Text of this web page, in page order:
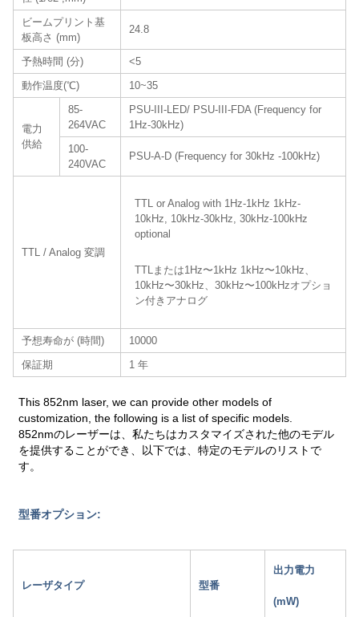
ビームプリント基
板高さ (mm)
24.8
予熱時間 (分)
<5
動作温度(℃)
10~35
電力
供給
85-
264VAC
PSU-III-LED/ PSU-III-FDA (Frequency for
1Hz-30kHz)
100-
240VAC
PSU-A-D (Frequency for 30kHz -100kHz)
TTL / Analog 変調
TTL or Analog with 1Hz-1kHz 1kHz-
10kHz, 10kHz-30kHz, 30kHz-100kHz
optional
TTLまたは1Hz〜1kHz 1kHz〜10kHz、
10kHz〜30kHz、30kHz〜100kHzオプショ
ン付きアナログ
予想寿命が (時間)
10000
保証期
1 年
This 852nm laser, we can provide other models of
customization, the following is a list of specific models.
852nmのレーザーは、私たちはカスタマイズされた他のモデル
を提供することができ、以下では、特定のモデルのリストで
す。
型番オプション:
レーザタイプ 型番
出力電力
(mW)